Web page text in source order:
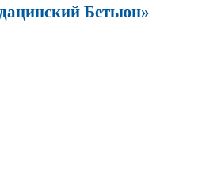
Бетьюн»